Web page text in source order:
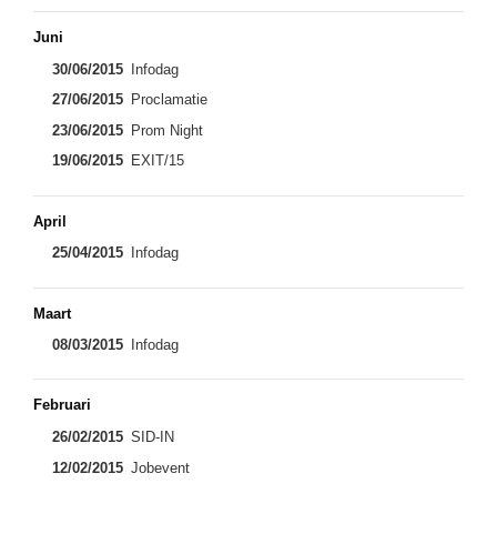
Juni
30/06/2015
Infodag
27/06/2015 Proclamatie
23/06/2015 Prom Night
19/06/2015 EXIT/15
April
25/04/2015
Infodag
Maart
08/03/2015
Infodag
Februari
26/02/2015 SID-IN
12/02/2015 Jobevent